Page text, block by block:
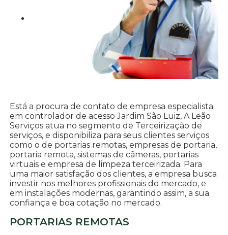
Está a procura de contato de empresa especialista
em controlador de acesso Jardim São Luiz, A Leão
Serviços atua no segmento de Terceirização de
serviços, e disponibiliza para seus clientes serviços
como o de portarias remotas, empresas de portaria,
portaria remota, sistemas de câmeras, portarias
virtuais e empresa de limpeza terceirizada. Para
uma maior satisfação dos clientes, a empresa busca
investir nos melhores profissionais do mercado, e
em instalações modernas, garantindo assim, a sua
confiança e boa cotação no mercado.
PORTARIAS REMOTAS